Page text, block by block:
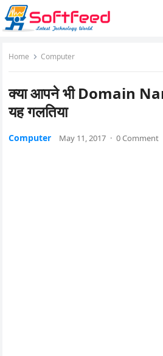
Home Computer
क्या आपने भी Domain
यह गलतिया
Computer May 11, 2017 · 0 Comment